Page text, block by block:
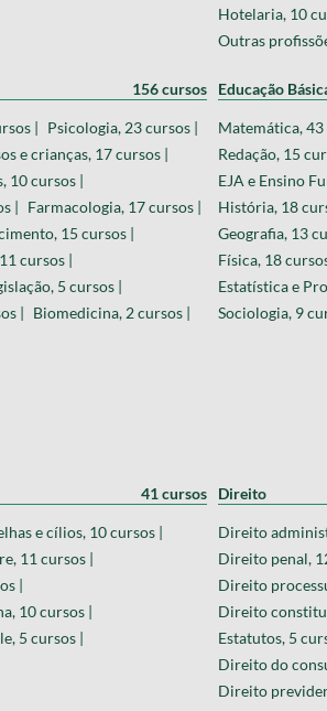
Hotelaria, 10
Outras
156 cursos
| Psicologia, 23 cursos |
e crianças, 17 cursos |
10 cursos |
| Farmacologia, 17 cursos |
15 cursos |
cursos |
5 cursos |
| Biomedicina, 2 cursos |
Educação
Matemática, 43
Redação, 15
EJA e Ensino
História, 18
Geografia, 13
Física, 18
Estatística e
Sociologia, 9
41 cursos
e cílios, 10 cursos |
11 cursos |
|
10 cursos |
5 cursos |
Direito
Direito
Direito penal,
Direito
Direito
Estatutos, 5
Direito do
Direito